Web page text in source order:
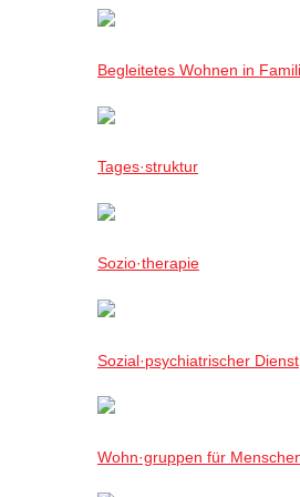
Begleitetes Wohnen in
Tages·struktur
Sozio·therapie
Sozial·psychiatrischer Dienst
Wohn·gruppen für